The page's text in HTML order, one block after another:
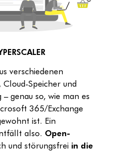
verschiedenen
Speicher und
genau so, wie man es
365/Exchange
ist. Ein
also. Open-
und störungsfrei in die